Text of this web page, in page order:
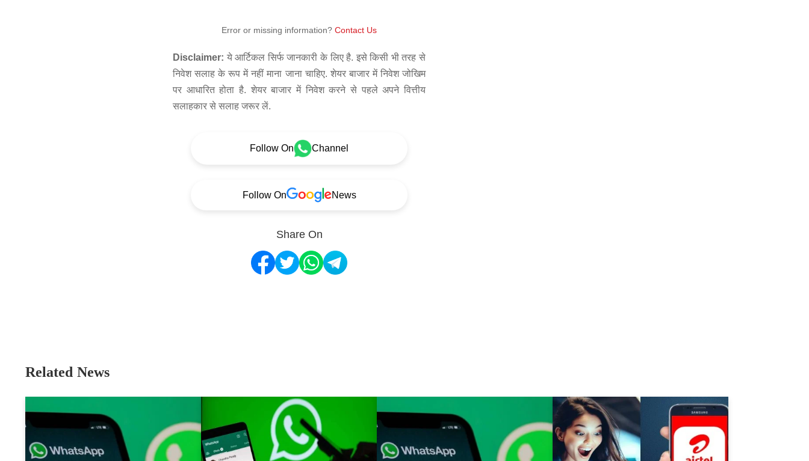
Error or missing information? Contact Us
Disclaimer: ये आर्टिकल सिर्फ जानकारी के लिए है. इसे किसी भी तरह से
निवेश सलाह के रूप में नहीं माना जाना चाहिए. शेयर बाजार में निवेश जोखिम
पर आधारित होता है. शेयर बाजार में निवेश करने से पहले अपने वित्तीय
सलाहकार से सलाह जरूर लें.
Follow On Channel
Follow On News
Share On
Related News